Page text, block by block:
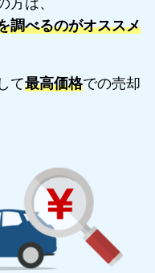
方は、
調べるのがオススメ
て最高価格での売却